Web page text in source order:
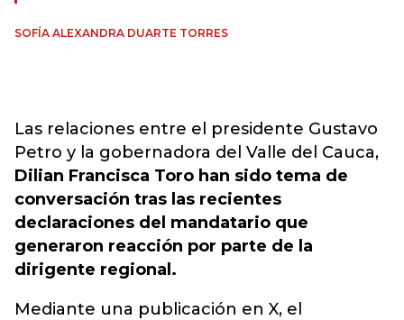
SOFÍA ALEXANDRA DUARTE TORRES
Las relaciones entre el presidente Gustavo
Petro y la gobernadora del Valle del Cauca,
Dilian Francisca Toro han sido tema de
conversación tras las recientes
declaraciones del mandatario que
generaron reacción por parte de la
dirigente regional.
Mediante una publicación en X, el